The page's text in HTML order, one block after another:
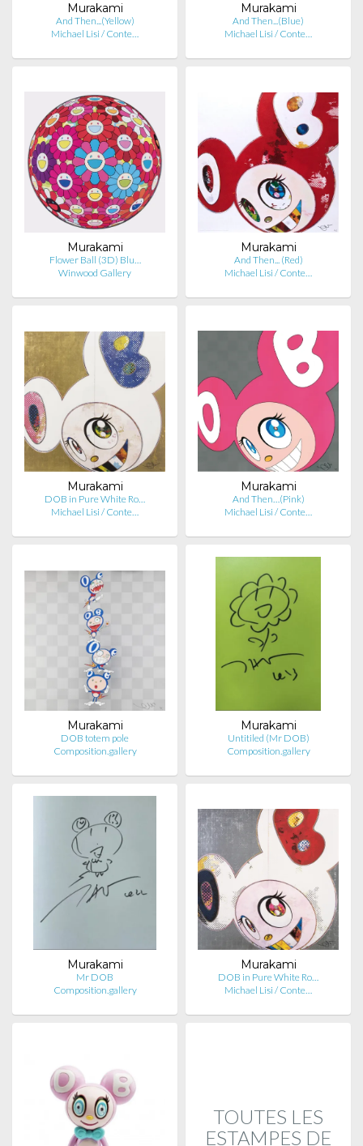
Murakami
And Then...(Yellow)
Michael Lisi / Conte…
Murakami
And Then...(Blue)
Michael Lisi / Conte…
Murakami
Flower Ball (3D) Blu…
Winwood Gallery
Murakami
And Then... (Red)
Michael Lisi / Conte…
Murakami
DOB in Pure White Ro…
Michael Lisi / Conte…
Murakami
And Then…(Pink)
Michael Lisi / Conte…
Murakami
DOB totem pole
Composition.gallery
Murakami
Untitiled (Mr DOB)
Composition.gallery
Murakami
Mr DOB
Composition.gallery
Murakami
DOB in Pure White Ro…
Michael Lisi / Conte…
TOUTES LES
ESTAMPES DE